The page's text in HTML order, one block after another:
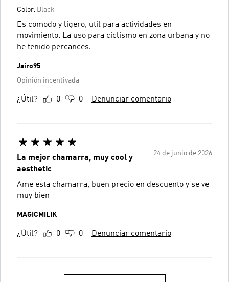
Color: Black
Es comodo y ligero, util para actividades en
movimiento. La uso para ciclismo en zona urbana y no
he tenido percances.
Jairo95
Opinión incentivada
¿Útil? 0 0 Denunciar comentario
24 de junio de 2026
La mejor chamarra, muy cool y
aesthetic
Ame esta chamarra, buen precio en descuento y se ve
muy bien
MAGICMILIK
¿Útil? 0 0 Denunciar comentario